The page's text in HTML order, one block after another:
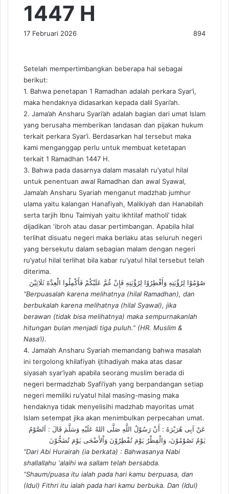
1447 H
17 Februari 2026 894
Setelah mempertimbangkan beberapa hal sebagai
berikut:
1. Bahwa penetapan 1 Ramadhan adalah perkara Syar’i,
maka hendaknya didasarkan kepada dalil Syari’ah.
2. Jama’ah Ansharu Syari’ah adalah bagian dari umat Islam
yang berusaha memberikan landasan dan pijakan hukum
terkait perkara Syar’i. Berdasarkan hal tersebut maka
kami menganggap perlu untuk membuat ketetapan
terkait 1 Ramadhan 1447 H.
3. Bahwa pada dasarnya dalam masalah ru’yatul hilal
untuk penentuan awal Ramadhan dan awal Syawal,
Jama’ah Ansharu Syariah menganut madzhab jumhur
ulama yaitu kalangan Hanafiyah, Malikiyah dan Hanabilah
serta tarjih Ibnu Taimiyah yaitu ikhtilaf matholi’ tidak
dijadikan ‘ibroh atau dasar pertimbangan. Apabila hilal
terlihat disuatu negeri maka berlaku atas seluruh negeri
yang bersekutu dalam sebagian malam dengan negeri
ru’yatul hilal terlihat bila kabar ru’yatul hilal tersebut telah
diterima.
صُوْمُوْا لِرُؤْيَتِهِ وَأَفْطِرُوْا لِرُؤْيَتِهِ فَإِنْ غُمَّ عَلَيْكُمْ فَأَكْمِلُوا الْعِدَّةَ ثَلَاثِيْنَ
“Berpuasalah karena melihatnya (hilal Ramadhan), dan
berbukalah karena melihatnya (hilal Syawal), jika
berawan (tidak bisa melihatnya) maka sempurnakanlah
hitungan bulan menjadi tiga puluh.” (HR. Muslim &
Nasa’i).
4. Jama’ah Ansharu Syariah memandang bahwa masalah
ini tergolong khilafiyah ijtihadiyah maka atas dasar
siyasah syar’iyah apabila seorang muslim berada di
negeri bermadzhab Syafi’iyah yang berpandangan setiap
negeri memiliki ru’yatul hilal masing-masing maka
hendaknya tidak menyelisihi madzhab mayoritas umat
Islam setempat jika akan menimbulkan perpecahan umat.
عَنْ اَبِى هُرَيْرَةَ : أَنْ رَسُوْلُ اللَّهِ صَلَّى اللهُ عَلَيْهِ وَسَلَّمَ قَالَ : اَلصَّوْمُ
يَوْمُ تَصُوْمُوْنَ، وَالْفِطْرُ يَوْمَ تُفْطِرُوْنَ وَاْلأَضْحَى يَوْمَ تُضَحُّوْنَ
“Dari Abi Hurairah (ia berkata) : Bahwasanya Nabi
shallallahu ‘alaihi wa sallam telah bersabda.
“Shaum/puasa itu ialah pada hari kamu berpuasa, dan
(Idul) Fithri itu ialah pada hari kamu berbuka. Dan (Idul)